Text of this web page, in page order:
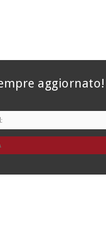
aggiornato!